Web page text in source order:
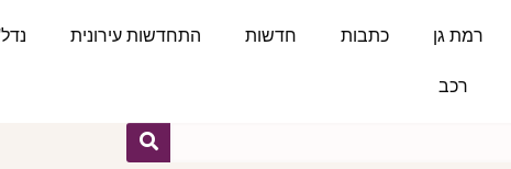
רמת גן כתבות חדשות התחדשות עירונית
רכב